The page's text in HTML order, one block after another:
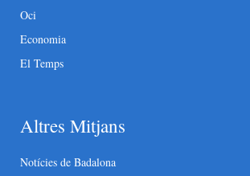
Oci
Economia
El Temps
Altres Mitjans
Notícies de Badalona